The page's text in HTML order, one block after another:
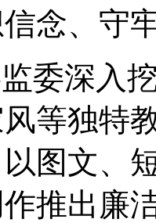
念、守
委深入
等独特
图文、
推出廉